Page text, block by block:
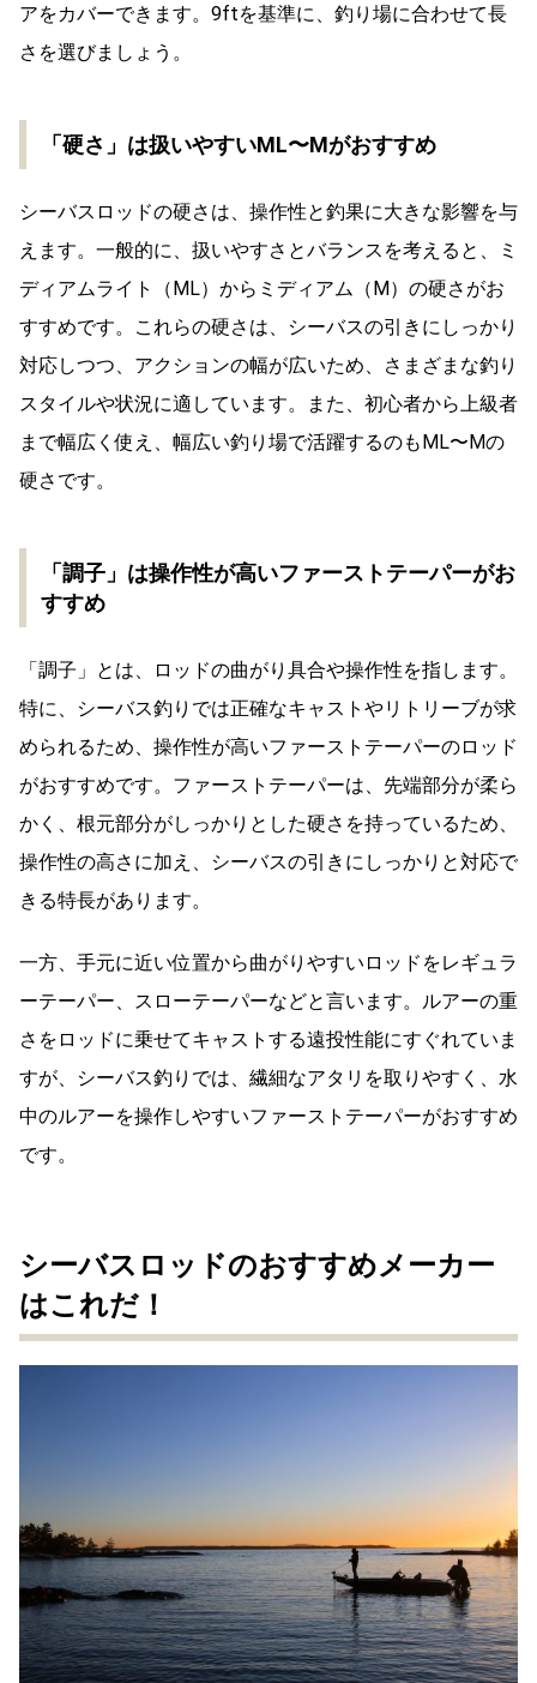
アをカバーできます。 9ftを基準に、釣り場に合わせて長
さを選びましょう。
「硬さ」は扱いやすいML〜Mがおすすめ
シーバスロッドの硬さは、操作性と釣果に大きな影響を与
えます。一般的に、扱いやすさとバランスを考えると、ミ
ディアムライト（ML）からミディアム（M）の硬さがお
すすめです。これらの硬さは、シーバスの引きにしっかり
対応しつつ、アクションの幅が広いため、さまざまな釣り
スタイルや状況に適しています。また、初心者から上級者
まで幅広く使え、幅広い釣り場で活躍するのもML〜Mの
硬さです。
「調子」は操作性が高いファーストテーパーがお
すすめ
「調子」とは、ロッドの曲がり具合や操作性を指します。
特に、シーバス釣りでは正確なキャストやリトリーブが求
められるため、操作性が高いファーストテーパーのロッド
がおすすめです。ファーストテーパーは、先端部分が柔ら
かく、根元部分がしっかりとした硬さを持っているため、
操作性の高さに加え、シーバスの引きにしっかりと対応で
きる特長があります。
一方、手元に近い位置から曲がりやすいロッドをレギュラ
ーテーパー、スローテーパーなどと言います。ルアーの重
さをロッドに乗せてキャストする遠投性能にすぐれていま
すが、シーバス釣りでは、繊細なアタリを取りやすく、水
中のルアーを操作しやすいファーストテーパーがおすすめ
です。
シーバスロッドのおすすめメーカー
はこれだ！